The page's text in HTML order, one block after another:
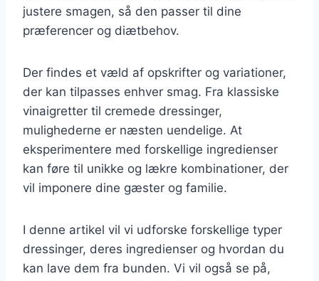
justere smagen, så den passer til dine
præferencer og diætbehov.
Der findes et væld af opskrifter og variationer,
der kan tilpasses enhver smag. Fra klassiske
vinaigretter til cremede dressinger,
mulighederne er næsten uendelige. At
eksperimentere med forskellige ingredienser
kan føre til unikke og lækre kombinationer, der
vil imponere dine gæster og familie.
I denne artikel vil vi udforske forskellige typer
dressinger, deres ingredienser og hvordan du
kan lave dem fra bunden. Vi vil også se på,